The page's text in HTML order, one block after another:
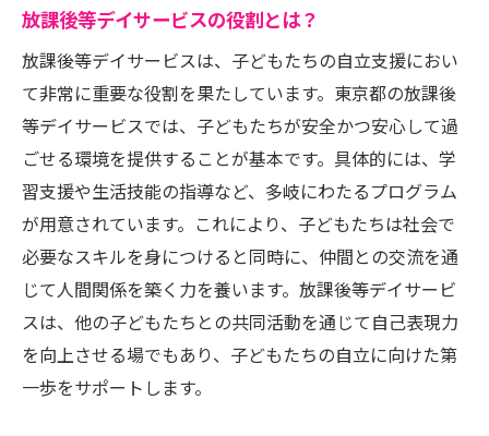
スタッフの専門知識とスキル
チームアプローチによる効果的な支援
スタッフと保護者の緊密な連携
スタッフ教育と研修プログラム
専門スタッフからのメンタルサポート
放課後等デイサービスで学ぶ社会性と生活技能
の向上方法
日常生活で役立つスキルの習得
社会性を育む遊びと学びのプログラム
対人スキルを磨く方法
生活技能向上のための実践活動
放課後等デイサービスの役割とは？
放課後等デイサービスは、子どもたちの自立支援におい
て非常に重要な役割を果たしています。東京都の放課後
等デイサービスでは、子どもたちが安全かつ安心して過
ごせる環境を提供することが基本です。具体的には、学
習支援や生活技能の指導など、多岐にわたるプログラム
が用意されています。これにより、子どもたちは社会で
必要なスキルを身につけると同時に、仲間との交流を通
じて人間関係を築く力を養います。放課後等デイサービ
スは、他の子どもたちとの共同活動を通じて自己表現力
を向上させる場でもあり、子どもたちの自立に向けた第
一歩をサポートします。